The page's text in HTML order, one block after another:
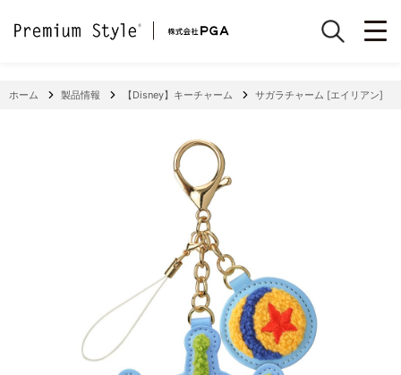
ホーム 製品情報 【Disney】キーチャーム サガラチャーム [エイリアン]